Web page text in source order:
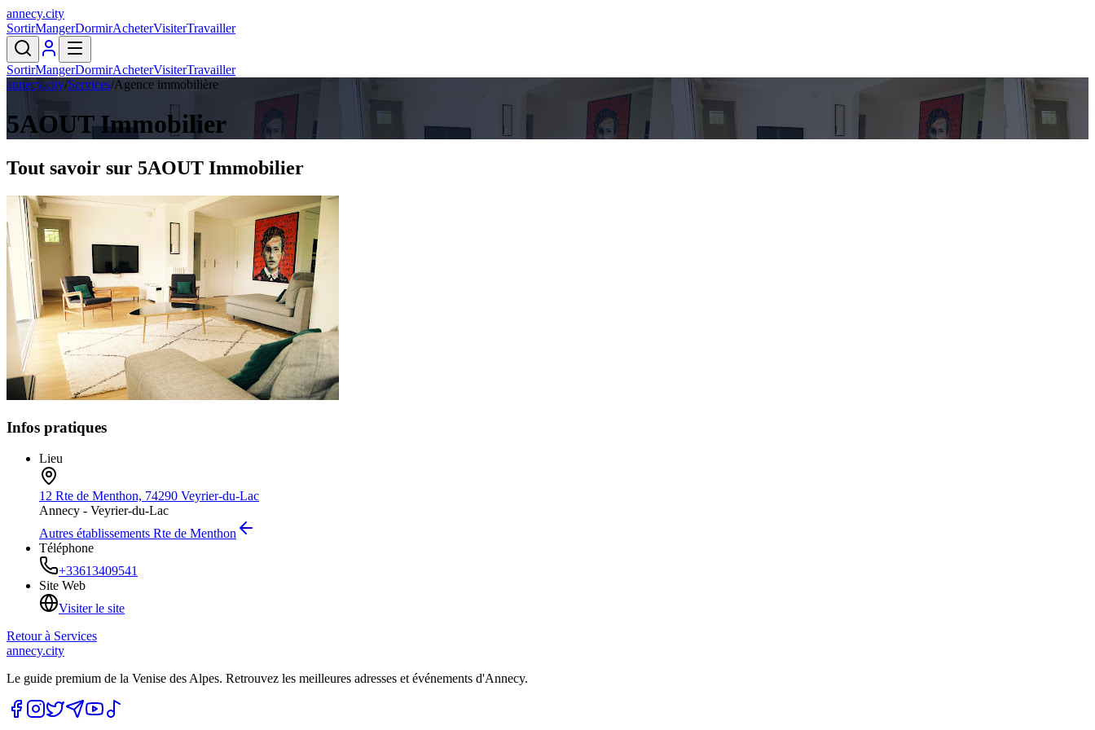
annecy.city
SortirMangerDormirAcheterVisiterTravailler
SortirMangerDormirAcheterVisiterTravailler
annecy.city/Services/Agence immobilière
5AOUT Immobilier
Tout savoir sur 5AOUT Immobilier
Infos pratiques
Lieu
12 Rte de Menthon, 74290 Veyrier-du-Lac
Annecy - Veyrier-du-Lac
Autres établissements Rte de Menthon
Téléphone
+33613409541
Site Web
Visiter le site
Retour à Services
annecy.city
Le guide premium de la Venise des Alpes. Retrouvez les meilleures adresses et événements d'Annecy.